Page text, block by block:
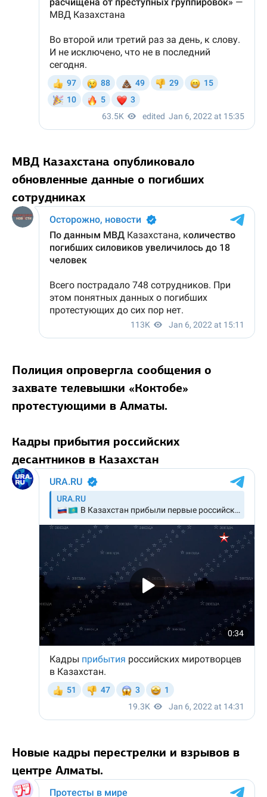
МВД Казахстана опубликовало
обновленные данные о погибших
сотрудниках
Полиция опровергла сообщения о
захвате телевышки «Коктобе»
протестующими в Алматы.
Кадры прибытия российских
десантников в Казахстан
Новые кадры перестрелки и взрывов в
центре Алматы.